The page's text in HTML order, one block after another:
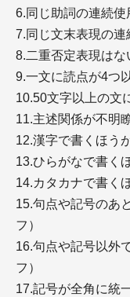
＋google検索品
日本語訳】
＋google検索品
本語訳】（６）
＋google検索品
本語訳】（５）
検
＋SEO施策の種
＋SEO施策の種
＋SEO施策の種
6.同じ助詞の連続使
7.同じ文末表現の
8.二重否定表現はな
9.一文に読点が4つ
10.50文字以上の文
11.主述関係が不明
12.漢字で書くほう
13.ひらがなで書く
14.カタカナで書く
15.句点や記号のあ
フ）
16.句点や記号以外
フ）
17.記号が全角に統